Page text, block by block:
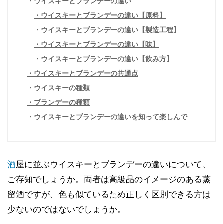
ウイスキーとブランデーの違い【原料】
ウイスキーとブランデーの違い【製造工程】
ウイスキーとブランデーの違い【味】
ウイスキーとブランデーの違い【飲み方】
ウイスキーとブランデーの共通点
ウイスキーの種類
ブランデーの種類
ウイスキーとブランデーの違いを知って楽しんで
酒屋に並ぶウイスキーとブランデーの違いについて、
ご存知でしょうか。両者は高級品のイメージのある蒸
留酒ですが、色も似ているため正しく区別できる方は
少ないのではないでしょうか。